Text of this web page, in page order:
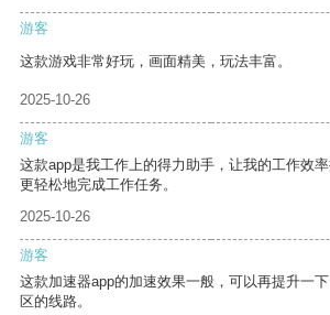
游客
这款游戏非常好玩，画面精美，玩法丰富。
2025-10-26
游客
这款app是我工作上的得力助手，让我的工作效
更轻松地完成工作任务。
2025-10-26
游客
这款加速器app的加速效果一般，可以再提升一
区的线路。